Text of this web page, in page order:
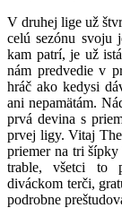
V druhej lige už
celú sezónu svoju
kam patrí, je už
nám predvedie v
hráč ako kedysi
ani nepamätám.
prvá devina s
prvej ligy. Vitaj
priemer na tri
trable, všetci to
diváckom terči,
podrobne